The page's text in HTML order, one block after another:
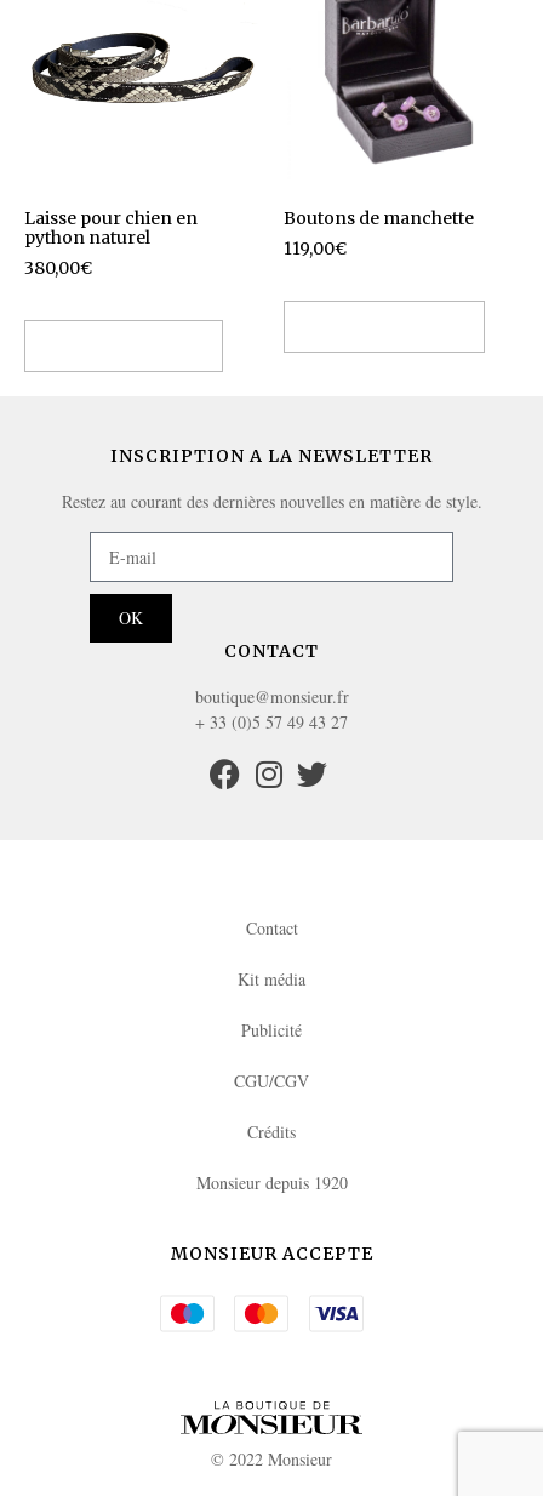
Laisse pour chien en
python naturel
380,00€
Boutons de manchette
119,00€
INSCRIPTION A LA NEWSLETTER
Restez au courant des dernières nouvelles en matière de style.
OK
CONTACT
boutique@monsieur.fr
+ 33 (0)5 57 49 43 27
Contact
Kit média
Publicité
CGU/CGV
Crédits
Monsieur depuis 1920
MONSIEUR ACCEPTE
© 2022 Monsieur